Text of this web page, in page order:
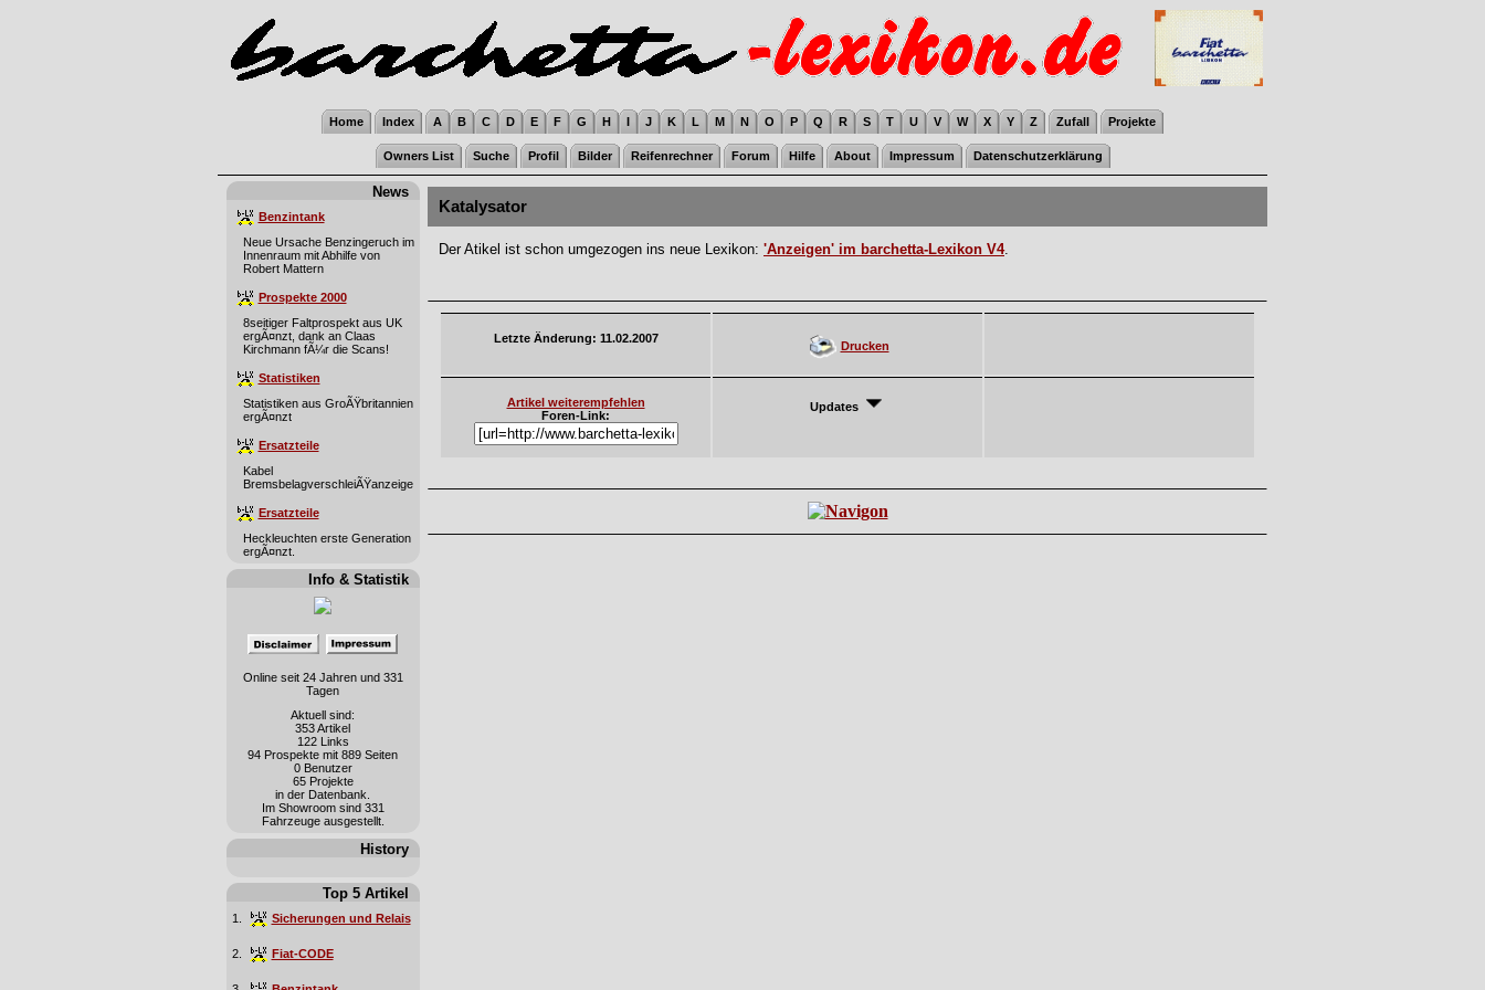
Home Index A B C D E F G H I J K L M N O P Q R S T U V W X Y Z Zufall Projekte
Owners List Suche Profil Bilder Reifenrechner Forum Hilfe About Impressum Datenschutzerklärung
News
Benzintank
Neue Ursache Benzingeruch im
Innenraum mit Abhilfe von
Robert Mattern
Prospekte 2000
8seitiger Faltprospekt aus UK
ergÃ¤nzt, dank an Claas
Kirchmann fÃ¼r die Scans!
Statistiken
Statistiken aus GroÃŸbritannien
ergÃ¤nzt
Ersatzteile
Kabel
BremsbelagverschleiÃŸanzeige
Ersatzteile
Heckleuchten erste Generation
ergÃ¤nzt.
Info & Statistik
Online seit 24 Jahren und 331
Tagen
Aktuell sind:
353 Artikel
122 Links
94 Prospekte mit 889 Seiten
0 Benutzer
65 Projekte
in der Datenbank.
Im Showroom sind 331
Fahrzeuge ausgestellt.
History
Top 5 Artikel
1. Sicherungen und Relais
2. Fiat-CODE
Katalysator
Der Atikel ist schon umgezogen ins neue Lexikon: 'Anzeigen' im barchetta-Lexikon V4.
Letzte Änderung: 11.02.2007
Drucken
Artikel weiterempfehlen
Foren-Link:
Updates